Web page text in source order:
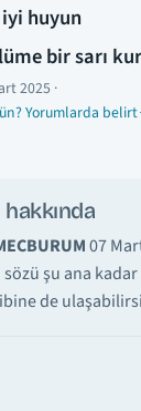
huyun
bir sarı
2025 ·
Yorumlarda belirt
07
sözü şu ana
de